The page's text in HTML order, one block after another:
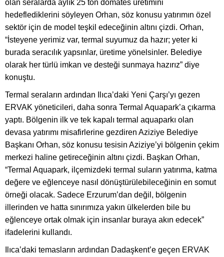
olan seralarda aylık 25 ton domates üretimini
hedeflediklerini söyleyen Orhan, söz konusu yatırımın özel
sektör için de model teşkil edeceğinin altını çizdi. Orhan,
“İsteyene yerimiz var, termal suyumuz da hazır; yeter ki
burada seracılık yapsınlar, üretime yönelsinler. Belediye
olarak her türlü imkan ve desteği sunmaya hazırız” diye
konuştu.
Termal seraların ardından Ilıca’daki Yeni Çarşı’yı gezen
ERVAK yöneticileri, daha sonra Termal Aquapark’a çıkarma
yaptı. Bölgenin ilk ve tek kapalı termal aquaparkı olan
devasa yatırımı misafirlerine gezdiren Aziziye Belediye
Başkanı Orhan, söz konusu tesisin Aziziye’yi bölgenin çekim
merkezi haline getireceğinin altını çizdi. Başkan Orhan,
“Termal Aquapark, ilçemizdeki termal suların yatırıma, katma
değere ve eğlenceye nasıl dönüştürülebileceğinin en somut
örneği olacak. Sadece Erzurum’dan değil, bölgenin
illerinden ve hatta sınırımıza yakın ülkelerden bile bu
eğlenceye ortak olmak için insanlar buraya akın edecek”
ifadelerini kullandı.
Ilıca’daki temasların ardından Dadaşkent’e geçen ERVAK